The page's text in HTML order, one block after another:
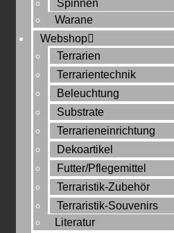
Spinnen
Warane
Webshop
Terrarien
Terrarientechnik
Beleuchtung
Substrate
Terrarieneinrichtung
Dekoartikel
Futter/Pflegemittel
Terraristik-Zubehör
Terraristik-Souvenirs
Literatur